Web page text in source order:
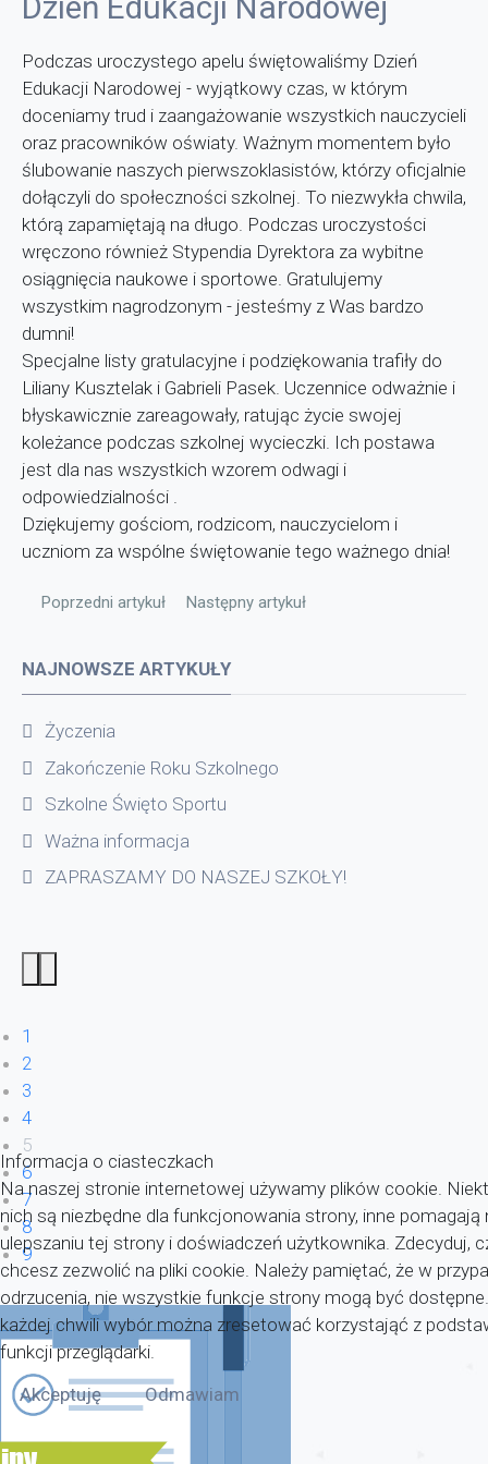
Podczas uroczystego apelu świętowaliśmy Dzień
Edukacji Narodowej - wyjątkowy czas, w którym
doceniamy trud i zaangażowanie wszystkich nauczycieli
oraz pracowników oświaty. Ważnym momentem było
ślubowanie naszych pierwszoklasistów, którzy oficjalnie
dołączyli do społeczności szkolnej. To niezwykła chwila,
którą zapamiętają na długo. Podczas uroczystości
wręczono również Stypendia Dyrektora za wybitne
osiągnięcia naukowe i sportowe. Gratulujemy
wszystkim nagrodzonym - jesteśmy z Was bardzo
dumni!
Specjalne listy gratulacyjne i podziękowania trafiły do
Liliany Kusztelak i Gabrieli Pasek. Uczennice odważnie i
błyskawicznie zareagowały, ratując życie swojej
koleżance podczas szkolnej wycieczki. Ich postawa
jest dla nas wszystkich wzorem odwagi i
odpowiedzialności .
Dziękujemy gościom, rodzicom, nauczycielom i
uczniom za wspólne świętowanie tego ważnego dnia!
Poprzedni artykuł: Informacja
Poprzedni artykuł Następny artykuł: Październik
Następny artykuł
NAJNOWSZE ARTYKUŁY
Życzenia
Zakończenie Roku Szkolnego
Szkolne Święto Sportu
Ważna informacja
ZAPRASZAMY DO NASZEJ SZKOŁY!
1
2
3
4
5
6
7
8
9
Informacja o ciasteczkach
Na naszej stronie internetowej używamy plików cookie.
nich są niezbędne dla funkcjonowania strony, inne pomagają
ulepszaniu tej strony i doświadczeń użytkownika. Zdecyduj,
chcesz zezwolić na pliki cookie. Należy pamiętać, że w
odrzucenia, nie wszystkie funkcje strony mogą być
każdej chwili wybór można zresetować korzystająć z
funkcji przeglądarki.
Akceptuję
Odmawiam